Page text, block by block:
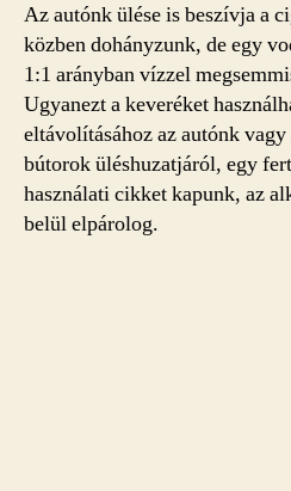
Az autónk ülése is beszívja a
közben dohányzunk, de egy
1:1 arányban vízzel
Ugyanezt a keveréket
eltávolításához az autónk
bútorok üléshuzatjáról, egy
használati cikket kapunk, az
belül elpárolog.